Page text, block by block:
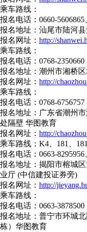
乘车路线：
报名电话：0660-5606865
报名地址：汕尾市陆河
报名网址： http://
乘车路线：
报名电话：0768-2350660
报名地址：潮州市湘桥
报名网址： http://
乘车路线：
报名电话：0768-6756757
报名地址：广东省潮州
处隔壁 华图教育
报名网址： http://
乘车路线：K4、181、
报名电话：0663-8295956
报名地址：揭阳市榕城
业厅 (中信建投证券旁)
报名网址： http://
乘车路线：
报名电话：0663-3878500
报名地址：普宁市环城
栋）华图教育